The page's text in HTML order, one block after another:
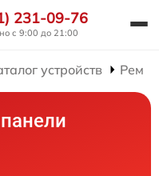
231-09-76
с 9:00 до 21:00
устройств